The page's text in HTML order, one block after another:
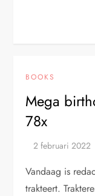
BOOKS
Mega
78x
Vandaag is
trakteert.